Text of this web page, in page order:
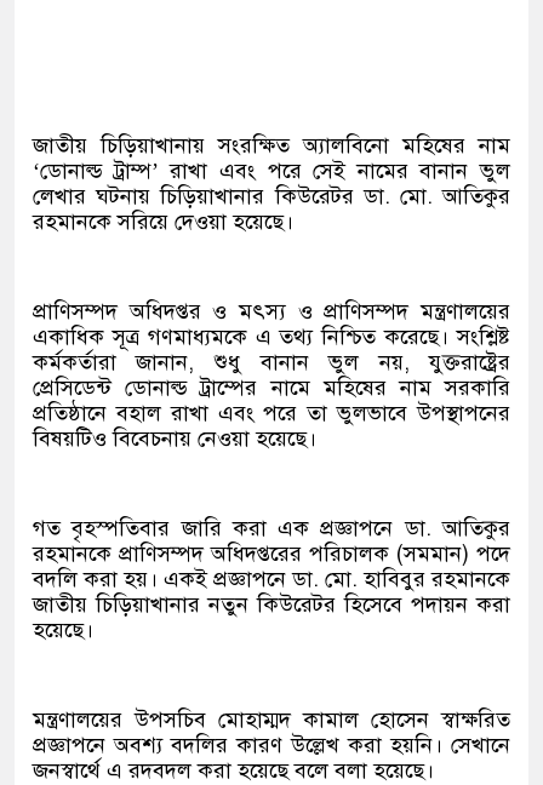
জাতীয় চিড়িয়াখানায় সংরক্ষিত অ্যালবিনো মহিষের নাম
‘ডোনাল্ড ট্রাম্প’ রাখা এবং পরে সেই নামের বানান ভুল
লেখার ঘটনায় চিড়িয়াখানার কিউরেটর ডা. মো. আতিকুর
রহমানকে সরিয়ে দেওয়া হয়েছে।
প্রাণিসম্পদ অধিদপ্তর ও মৎস্য ও প্রাণিসম্পদ মন্ত্রণালয়ের
একাধিক সূত্র গণমাধ্যমকে এ তথ্য নিশ্চিত করেছে। সংশ্লিষ্ট
কর্মকর্তারা জানান, শুধু বানান ভুল নয়, যুক্তরাষ্ট্রের
প্রেসিডেন্ট ডোনাল্ড ট্রাম্পের নামে মহিষের নাম সরকারি
প্রতিষ্ঠানে বহাল রাখা এবং পরে তা ভুলভাবে উপস্থাপনের
বিষয়টিও বিবেচনায় নেওয়া হয়েছে।
গত বৃহস্পতিবার জারি করা এক প্রজ্ঞাপনে ডা. আতিকুর
রহমানকে প্রাণিসম্পদ অধিদপ্তরের পরিচালক (সমমান) পদে
বদলি করা হয়। একই প্রজ্ঞাপনে ডা. মো. হাবিবুর রহমানকে
জাতীয় চিড়িয়াখানার নতুন কিউরেটর হিসেবে পদায়ন করা
হয়েছে।
মন্ত্রণালয়ের উপসচিব মোহাম্মদ কামাল হোসেন স্বাক্ষরিত
প্রজ্ঞাপনে অবশ্য বদলির কারণ উল্লেখ করা হয়নি। সেখানে
জনস্বার্থে এ রদবদল করা হয়েছে বলে বলা হয়েছে।